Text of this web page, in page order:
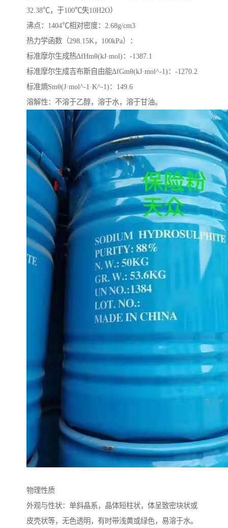
32.38℃，于100℃失10H2O）
沸点：1404℃相对密度：2.68g/cm3
热力学函数（298.15K，100kPa）：
标准摩尔生成热ΔfHmθ(kJ·mol)：-1387.1
标准摩尔生成吉布斯自由能ΔfGmθ(kJ·mol^-1)：-1270.2
标准熵Smθ(J·mol^-1·K^-1)：149.6
溶解性：不溶于乙醇，溶于水，溶于甘油。
物理性质
外观与性状：单斜晶系，晶体短柱状，体呈致密块状或
皮壳状等，无色透明，有时带浅黄或绿色，易溶于水。